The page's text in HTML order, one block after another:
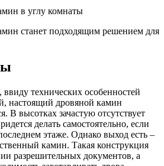
станет подходящим решением для
технических особенностей
настоящий дровяной камин
В высотках зачастую отсутствует
делать самостоятельно, если
этаже. Однако выход есть –
камин. Такая конструкция
разрешительных документов, а